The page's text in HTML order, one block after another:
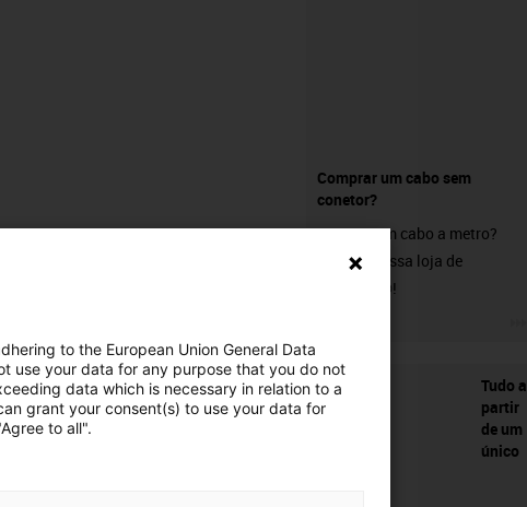
Comprar um cabo sem
conetor?
Procura um cabo a metro?
Visite a nossa loja de
chainflex®!
Tudo a
partir
de um
único
to the European Union General Data
use your data for any purpose that you do not
data which is necessary in relation to a
grant your consent(s) to use your data for
to all".